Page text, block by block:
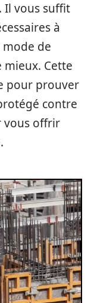
Il vous suffit
à
de
Cette
pour prouver
contre
vous offrir